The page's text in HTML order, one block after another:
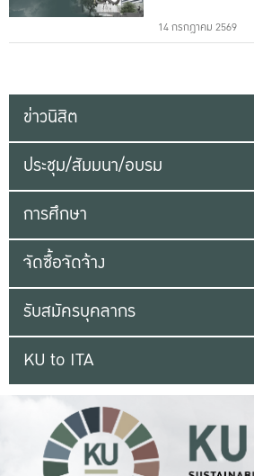
14 กรกฎาคม 2569
ข่าวนิสิต
ประชุม/สัมมนา/อบรม
การศึกษา
จัดซื้อจัดจ้าง
รับสมัครบุคลากร
KU to ITA